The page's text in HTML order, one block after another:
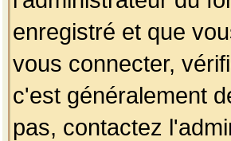
enregistré et que
vous connecter,
c'est généralement
pas, contactez